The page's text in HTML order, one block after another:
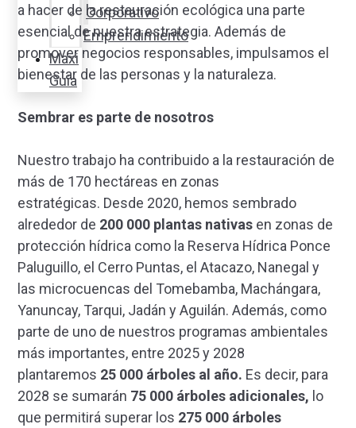
Corporativo
Emprendimiento
Maxi
Guía
a hacer de la restauración ecológica una parte
esencial de nuestra estrategia. Además de
promover negocios responsables, impulsamos el
bienestar de las personas y la naturaleza.
Sembrar es parte de nosotros
Nuestro trabajo ha contribuido a la restauración de
más de 170 hectáreas en zonas
estratégicas. Desde 2020, hemos sembrado
alrededor de 200 000 plantas nativas en zonas de
protección hídrica como la Reserva Hídrica Ponce
Paluguillo, el Cerro Puntas, el Atacazo, Nanegal y
las microcuencas del Tomebamba, Machángara,
Yanuncay, Tarqui, Jadán y Aguilán. Además, como
parte de uno de nuestros programas ambientales
más importantes, entre 2025 y 2028
plantaremos 25 000 árboles al año. Es decir, para
2028 se sumarán 75 000 árboles adicionales, lo
que permitirá superar los 275 000 árboles